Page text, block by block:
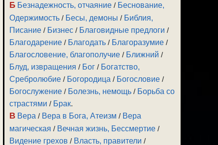
Б Безнадежность, отчаяние / Беснование,
Одержимость / Бесы, демоны / Библия,
Писание / Бизнес / Благовидные предлоги /
Благодарение / Благодать / Благоразумие /
Благословение, благополучие / Ближний /
Блуд, извращения / Бог / Богатство,
Сребролюбие / Богородица / Богословие /
Богослужение / Болезнь, немощь / Борьба со
страстями / Брак.
В Вера / Вера в Бога, Атеизм / Вера
магическая / Вечная жизнь, Бессмертие /
Видение грехов / Власть, правители /